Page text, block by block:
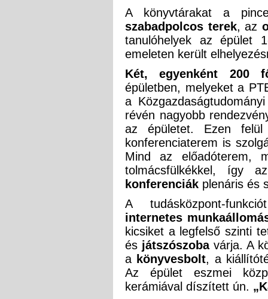
A könyvtárakat a
szabadpolcos terek, az
tanulóhelyek az épület
emeleten került
Két, egyenként 200
épületben, melyeket a
a
révén nagyobb
az épületet. Ezen
konferenciaterem is
Mind az előadóterem,
tolmácsfülkékkel, így
konferenciák plenáris és
A tudásközpont-
internetes
kicsiket a legfelső szinti
és játszószoba várja. A
a könyvesbolt, a
Az épület eszmei
kerámiával díszített ún.